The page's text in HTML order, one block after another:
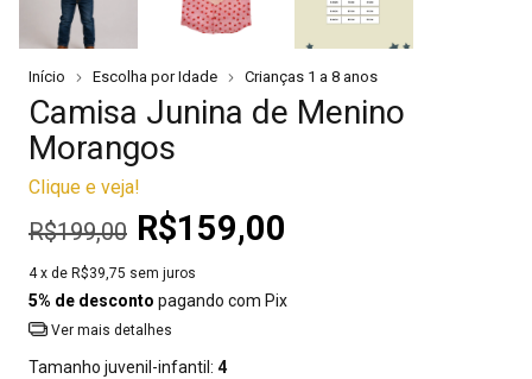
Início Escolha por Idade Crianças 1 a 8 anos
Camisa Junina de Menino
Morangos
Clique e veja!
R$199,00 R$159,00
4 x de R$39,75 sem juros
5% de desconto pagando com Pix
Ver mais detalhes
Tamanho juvenil-infantil: 4